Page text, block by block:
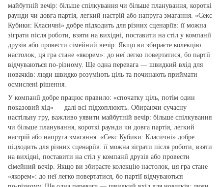
майбутній вечір: більше спілкування чи більше планування, короткі
раунди чи довга партія, легкий настрій або напруга змагання. «Секс
Кубики: Класичні» добре підходить для різних сценаріїв: її можна
зіграти після роботи, взяти на вихідні, поставити на стіл у компанії
друзів або провести сімейний вечір. Якщо ви збираєте колекцію
настолок, ця гра стане «якорем»: до неї легко повертатися, бо партії
відчуваються по‑різному. Ще одна перевага — швидкий вхід для
новачків: люди швидко розуміють ціль та починають приймати
осмислені рішення.
У компанії добре працює правило: «спочатку ціль, потім один
показовий хід» — далі всі підхоплюють. Обираючи сучасну
настільну гру, важливо уявити майбутній вечір: більше спілкування
чи більше планування, короткі раунди чи довга партія, легкий
настрій або напруга змагання. «Секс Кубики: Класичні» добре
підходить для різних сценаріїв: її можна зіграти після роботи, взяти
на вихідні, поставити на стіл у компанії друзів або провести
сімейний вечір. Якщо ви збираєте колекцію настолок, ця гра стане
«якорем»: до неї легко повертатися, бо партії відчуваються